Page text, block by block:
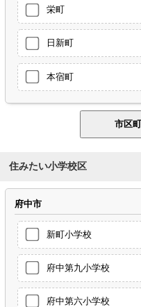
栄町
日新町
本宿町
住みたい小学校区
府中市
新町小学校
府中第九小学校
府中第六小学校